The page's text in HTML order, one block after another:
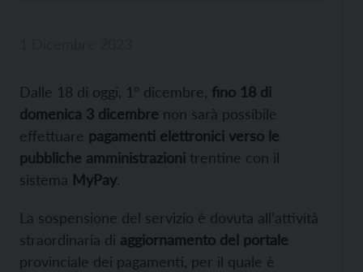
Dalle 18 di oggi, 1° dicembre, fino 18 di
domenica 3 dicembre non sarà possibile
effettuare pagamenti elettronici verso le
pubbliche amministrazioni trentine con il
sistema MyPay.
La sospensione del servizio è dovuta all’attività
straordinaria di aggiornamento del portale
provinciale dei pagamenti, per il quale è